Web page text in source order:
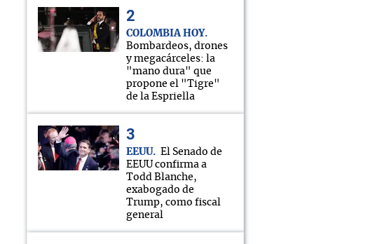
COLOMBIA HOY
Bombardeos, drones
y megacárceles: la
"mano dura" que
propone el "Tigre"
de la Espriella
EEUU
El Senado de
EEUU confirma a
Todd Blanche,
exabogado de
Trump, como fiscal
general